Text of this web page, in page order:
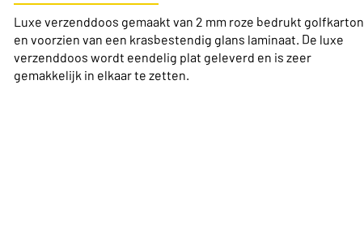
Luxe verzenddoos gemaakt van 2 mm roze bedrukt golfkarton
en voorzien van een krasbestendig glans laminaat. De luxe
verzenddoos wordt eendelig plat geleverd en is zeer
gemakkelijk in elkaar te zetten.